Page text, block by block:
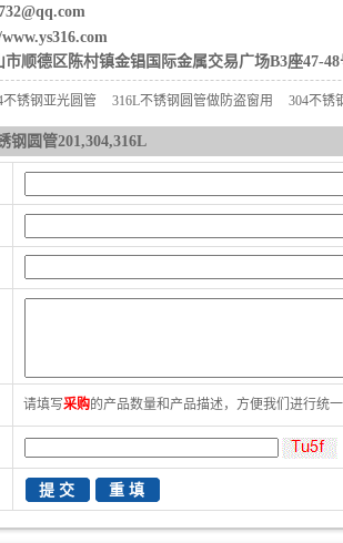
顺德区陈村镇金锠国际金属交易广场B3座47-48
不锈钢亚光圆管 316L不锈钢圆管做防盗窗用 304不锈
钢圆管201,304,316L
请填写采购的产品数量和产品描述，方便我们进行统